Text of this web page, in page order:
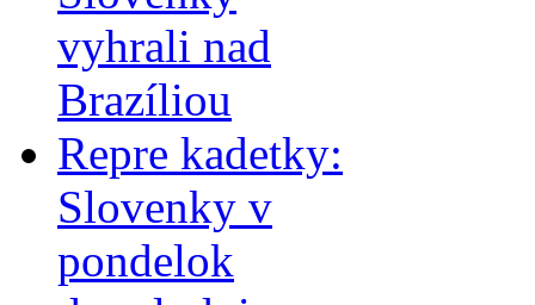
vyhrali nad
Brazíliou
Repre kadetky:
Slovenky v
pondelok